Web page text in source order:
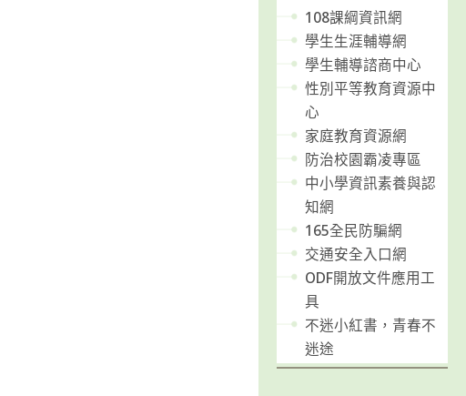
108課綱資訊網
學生生涯輔導網
學生輔導諮商中心
性別平等教育資源中
心
家庭教育資源網
防治校園霸凌專區
中小學資訊素養與認
知網
165全民防騙網
交通安全入口網
ODF開放文件應用工
具
不迷小紅書，青春不
迷途